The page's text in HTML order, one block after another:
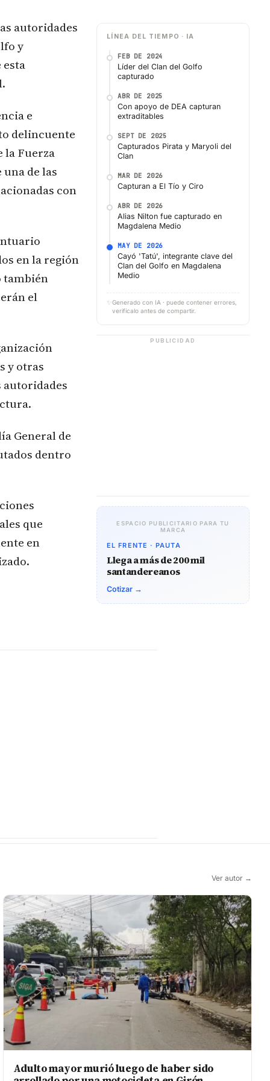
autoridades
y
esta
e
delincuente
la Fuerza
de las
con
en la región
también
el
y otras
autoridades
General de
dentro
que
en
LÍNEA DEL TIEMPO · IA
FEB DE 2024
Líder del Clan del Golfo
capturado
ABR DE 2025
Con apoyo de DEA capturan
extraditables
SEPT DE 2025
Capturados Pirata y Maryoli del
Clan
MAR DE 2026
Capturan a El Tío y Ciro
ABR DE 2026
Alias Nilton fue capturado en
Magdalena Medio
MAY DE 2026
Cayó 'Tatú', integrante clave del
Clan del Golfo en Magdalena
Medio
✨ Generado con IA · puede contener errores,
verifícalo antes de compartir.
PUBLICIDAD
ESPACIO PUBLICITARIO PARA TU
MARCA
EL FRENTE · PAUTA
Llega a más de 200 mil
santandereanos
Cotizar →
Ver autor →
Adulto mayor murió luego de haber sido